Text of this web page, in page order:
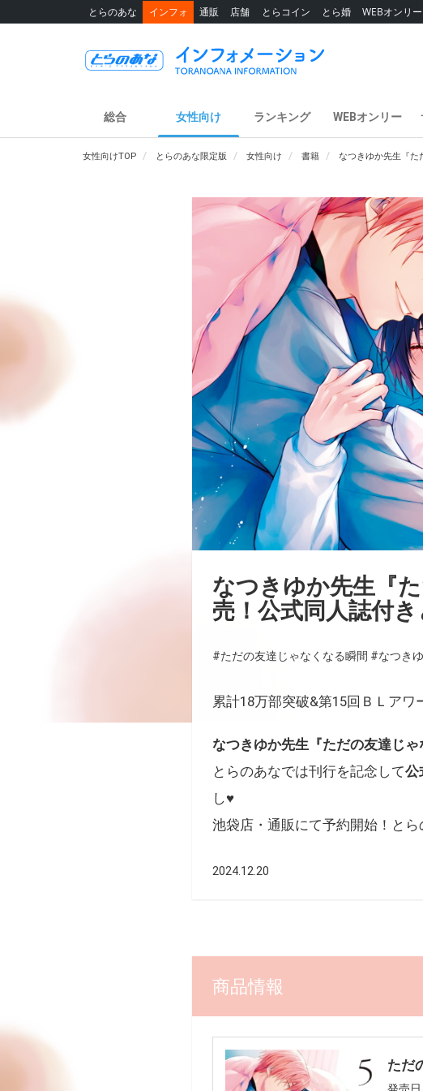
とらのあな インフォ 通販 店舗 とらコイン とら婚 WEBオンリー
総合 女性向け ランキング WEBオンリー
女性向けTOP とらのあな限定版 女性向け 書籍 なつきゆか先生『た
なつきゆか先生『
売！公式同人誌付
#ただの友達じゃなくなる瞬間 #なつき
累計18万部突破&第15回ＢＬアワ
なつきゆか先生『ただの友達じ
とらのあなでは刊行を記念して公
し♥
池袋店・通販にて予約開始！と
2024.12.20
商品情報
ただ
発売日